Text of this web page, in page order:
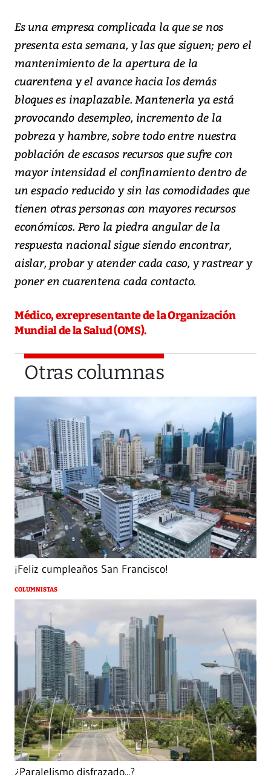
Es una empresa complicada la que se nos
presenta esta semana, y las que siguen; pero el
mantenimiento de la apertura de la
cuarentena y el avance hacia los demás
bloques es inaplazable. Mantenerla ya está
provocando desempleo, incremento de la
pobreza y hambre, sobre todo entre nuestra
población de escasos recursos que sufre con
mayor intensidad el confinamiento dentro de
un espacio reducido y sin las comodidades que
tienen otras personas con mayores recursos
económicos. Pero la piedra angular de la
respuesta nacional sigue siendo encontrar,
aislar, probar y atender cada caso, y rastrear y
poner en cuarentena cada contacto.
Médico, exrepresentante de la Organización
Mundial de la Salud (OMS).
Otras columnas
¡Feliz cumpleaños San Francisco!
COLUMNISTAS
¿Paralelismo disfrazado...?